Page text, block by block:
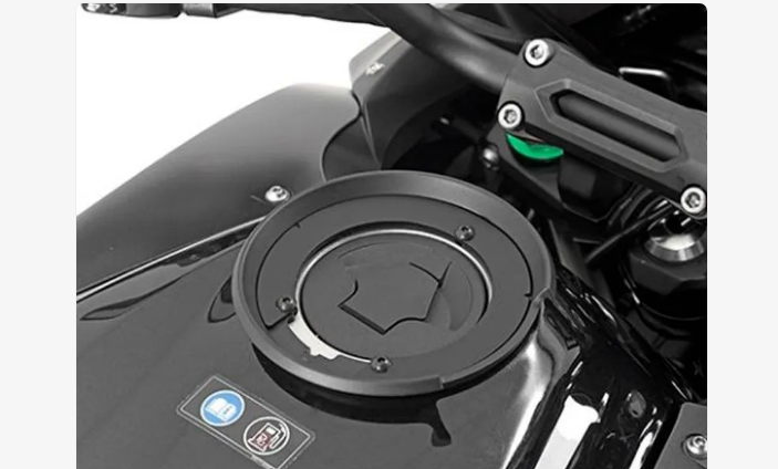
5º
BAU
BOTAS